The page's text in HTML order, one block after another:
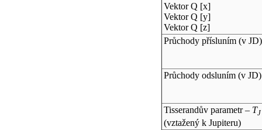
Vektor Q [x]
Vektor Q [y]
Vektor Q [z]
Průchody přísluním (v JD)
Průchody odsluním (v JD)
Tisserandův parametr – TJ
(vztažený k Jupiteru)